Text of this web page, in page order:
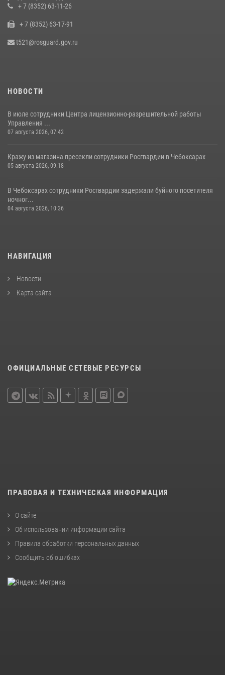
16 июля 2026, 12:46
Офицер СОБР «Искра» завоевал серебряную медаль на чемпионате
+ 7 (8352) 63-11-26
+ 7 (8352) 63-17-91
t521@rosguard.gov.ru
НОВОСТИ
В июле сотрудники Центра лицензионно-разрешительной работы
Управления ...
07 августа 2026, 07:42
Кражу из магазина пресекли сотрудники Росгвардии в Чебоксарах
05 августа 2026, 09:18
В Чебоксарах сотрудники Росгвардии задержали буйного посетителя
ночног...
04 августа 2026, 10:36
НАВИГАЦИЯ
Новости
Карта сайта
ОФИЦИАЛЬНЫЕ СЕТЕВЫЕ РЕСУРСЫ
ПРАВОВАЯ И ТЕХНИЧЕСКАЯ ИНФОРМАЦИЯ
О сайте
Об использовании информации сайта
Правила обработки персональных данных
Сообщить об ошибках